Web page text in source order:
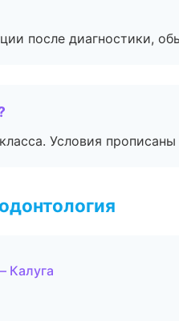
после диагностики,
Условия прописаны
Калуга